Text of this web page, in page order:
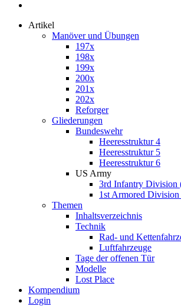
Artikel
Manöver und Übungen
197x
198x
199x
200x
201x
202x
Reforger
Gliederungen
Bundeswehr
Heeresstruktur 4
Heeresstruktur 5
Heeresstruktur 6
US Army
3rd Infantry Division
1st Armored
Themen
Inhaltsverzeichnis
Technik
Rad- und
Luftfahrzeuge
Tage der offenen Tür
Modelle
Lost Place
Kompendium
Login